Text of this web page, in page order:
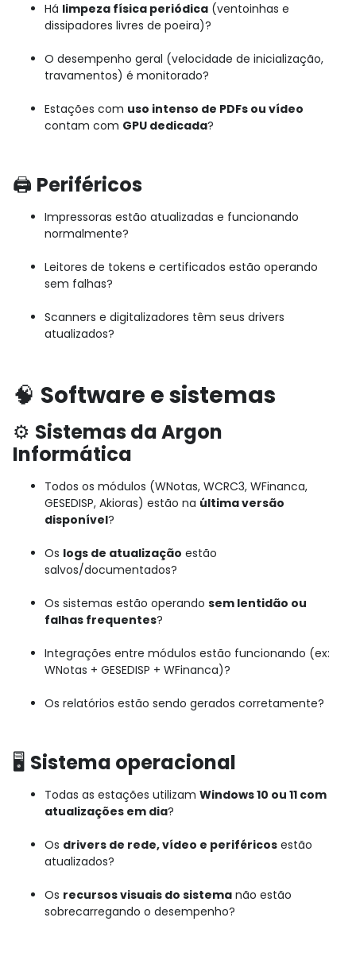
Há limpeza física periódica (ventoinhas e
dissipadores livres de poeira)?
O desempenho geral (velocidade de inicialização,
travamentos) é monitorado?
Estações com uso intenso de PDFs ou vídeo
contam com GPU dedicada?
🖨️ Periféricos
Impressoras estão atualizadas e funcionando
normalmente?
Leitores de tokens e certificados estão operando
sem falhas?
Scanners e digitalizadores têm seus drivers
atualizados?
🧠 Software e sistemas
⚙️ Sistemas da Argon
Informática
Todos os módulos (WNotas, WCRC3, WFinanca,
GESEDISP, Akioras) estão na última versão
disponível?
Os logs de atualização estão
salvos/documentados?
Os sistemas estão operando sem lentidão ou
falhas frequentes?
Integrações entre módulos estão funcionando (ex:
WNotas + GESEDISP + WFinanca)?
Os relatórios estão sendo gerados corretamente?
🖥️ Sistema operacional
Todas as estações utilizam Windows 10 ou 11 com
atualizações em dia?
Os drivers de rede, vídeo e periféricos estão
atualizados?
Os recursos visuais do sistema não estão
sobrecarregando o desempenho?